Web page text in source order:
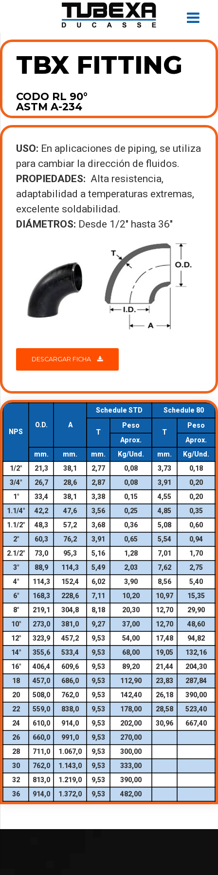
TBX FITTING
CODO RL 90°
ASTM A-234
USO: En aplicaciones de piping, se utiliza
para cambiar la dirección de fluidos.
PROPIEDADES: Alta resistencia,
adaptabilidad a temperaturas extremas,
excelente soldabilidad.
DIÁMETROS: Desde 1/2″ hasta 36″
DESCARGAR FICHA
NPS
O.D. A
Schedule STD Schedule 80
T
Peso
T
Peso
Aprox.
Aprox.
mm.
mm. mm. Kg/Und. mm.
Kg/Und.
1/2″
21,3 38,1 2,77 0,08 3,73
0,18
3/4″
26,7 28,6 2,87 0,08 3,91
0,20
1″
33,4 38,1 3,38 0,15 4,55
0,20
1.1/4″
42,2 47,6 3,56 0,25 4,85
0,35
1.1/2″
48,3 57,2 3,68 0,36 5,08
0,60
2″
60,3 76,2 3,91 0,65 5,54
0,94
2.1/2″
73,0 95,3 5,16 1,28 7,01
1,70
3″
88,9 114,3 5,49 2,03 7,62
2,75
4″
114,3 152,4 6,02 3,90 8,56
5,40
6″
168,3 228,6 7,11 10,20 10,97
15,35
8″
219,1 304,8 8,18 20,30 12,70
29,90
10″
273,0 381,0 9,27 37,00 12,70
48,60
12″
323,9 457,2 9,53 54,00 17,48
94,82
14″
355,6 533,4 9,53 68,00 19,05
132,16
16″
406,4 609,6 9,53 89,20 21,44
204,30
18
457,0 686,0 9,53 112,90 23,83
287,84
20
508,0 762,0 9,53 142,40 26,18
390,00
22
559,0 838,0 9,53 178,00 28,58
523,40
24
610,0 914,0 9,53 202,00 30,96
667,40
26
660,0 991,0 9,53
270,00
28
711,0 1.067,0 9,53
300,00
30
762,0 1.143,0 9,53
333,00
32
813,0 1.219,0 9,53
390,00
36
914,0 1.372,0 9,53 482,00